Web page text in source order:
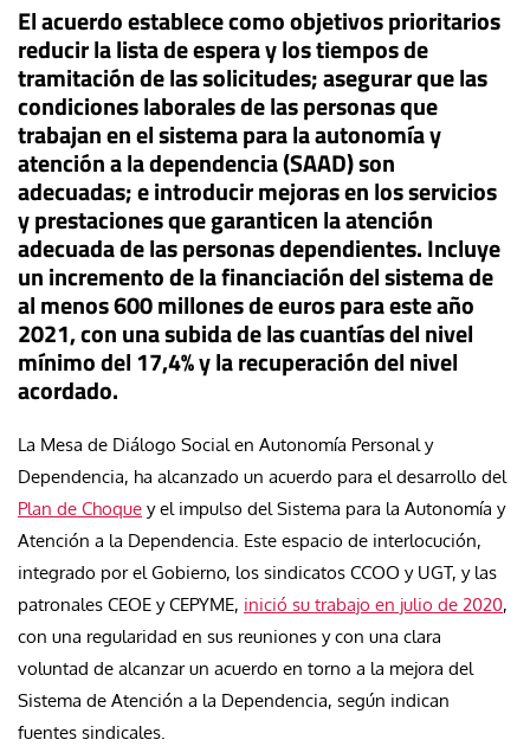
El acuerdo establece como objetivos prioritarios
reducir la lista de espera y los tiempos de
tramitación de las solicitudes; asegurar que las
condiciones laborales de las personas que
trabajan en el sistema para la autonomía y
atención a la dependencia (SAAD) son
adecuadas; e introducir mejoras en los servicios
y prestaciones que garanticen la atención
adecuada de las personas dependientes. Incluye
un incremento de la financiación del sistema de
al menos 600 millones de euros para este año
2021, con una subida de las cuantías del nivel
mínimo del 17,4% y la recuperación del nivel
acordado.
La Mesa de Diálogo Social en Autonomía Personal y
Dependencia, ha alcanzado un acuerdo para el desarrollo del
Plan de Choque y el impulso del Sistema para la Autonomía y
Atención a la Dependencia. Este espacio de interlocución,
integrado por el Gobierno, los sindicatos CCOO y UGT, y las
patronales CEOE y CEPYME, inició su trabajo en julio de 2020,
con una regularidad en sus reuniones y con una clara
voluntad de alcanzar un acuerdo en torno a la mejora del
Sistema de Atención a la Dependencia, según indican
fuentes sindicales.